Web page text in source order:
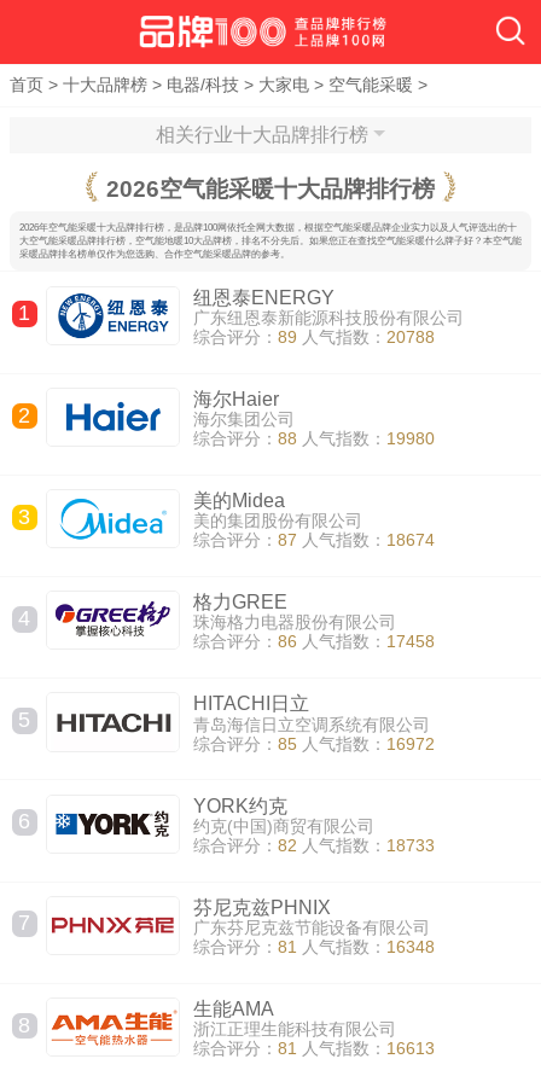
首页 > 十大品牌榜 > 电器/科技 > 大家电 > 空气能采暖 >
相关行业十大品牌排行榜
2026空气能采暖十大品牌排行榜
2026年空气能采暖十大品牌排行榜，是品牌100网依托全网大数据，根据空气能采暖品牌企业实力以及人气评选出的十
大空气能采暖品牌排行榜，空气能地暖10大品牌榜，排名不分先后。如果您正在查找空气能采暖什么牌子好？本空气能
采暖品牌排名榜单仅作为您选购、合作空气能采暖品牌的参考。
1
纽恩泰ENERGY
广东纽恩泰新能源科技股份有限公司
综合评分： 89 人气指数： 20788
2
海尔Haier
海尔集团公司
综合评分： 88 人气指数： 19980
3
美的Midea
美的集团股份有限公司
综合评分： 87 人气指数： 18674
4
格力GREE
珠海格力电器股份有限公司
综合评分： 86 人气指数： 17458
5
HITACHI日立
青岛海信日立空调系统有限公司
综合评分： 85 人气指数： 16972
6
YORK约克
约克(中国)商贸有限公司
综合评分： 82 人气指数： 18733
7
芬尼克兹PHNIX
广东芬尼克兹节能设备有限公司
综合评分： 81 人气指数： 16348
8
生能AMA
浙江正理生能科技有限公司
综合评分： 81 人气指数： 16613